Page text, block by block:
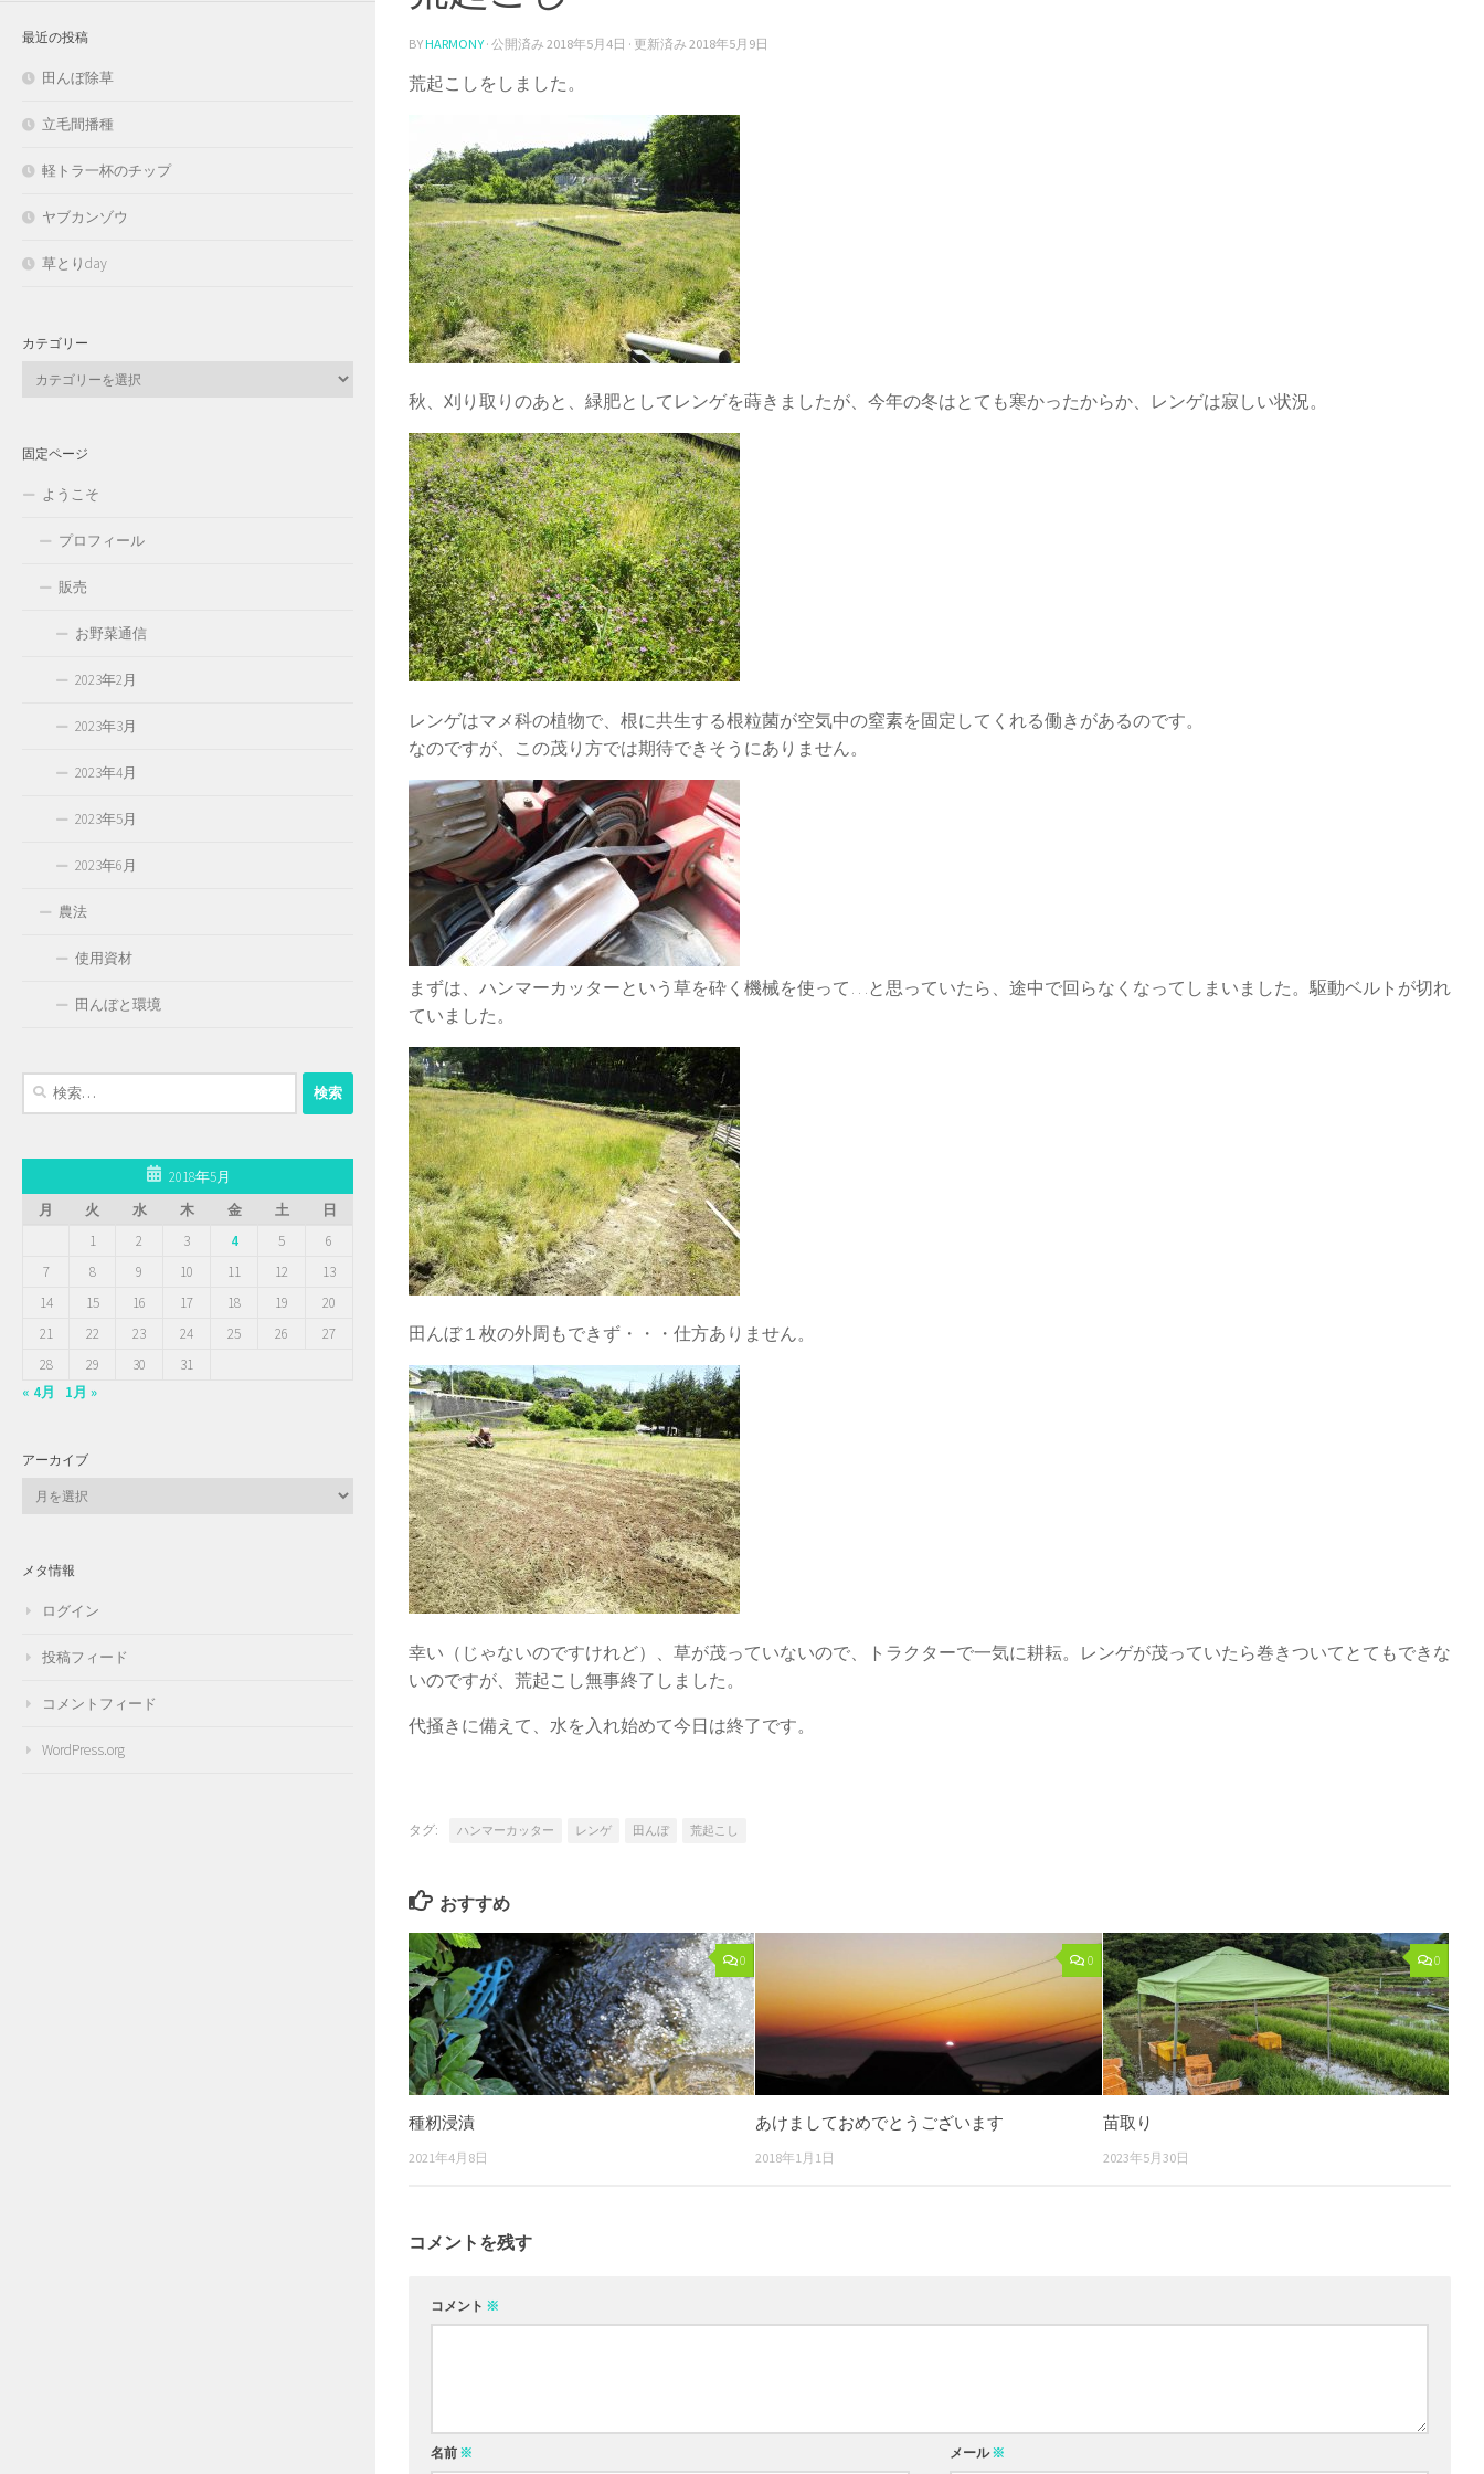
BYHARMONY · 公開済み 2018年5月4日 · 更新済み 2018年5月9日
荒起こしをしました。
秋、刈り取りのあと、緑肥としてレンゲを蒔きましたが、今年の冬はとても寒かったからか、レンゲは寂しい状況。
レンゲはマメ科の植物で、根に共生する根粒菌が空気中の窒素を固定してくれる働きがあるのです。
なのですが、この茂り方では期待できそうにありません。
まずは、ハンマーカッターという草を砕く機械を使って…と思っていたら、途中で回らなくなってしまいました。駆動ベルトが切れ
ていました。
田んぼ１枚の外周もできず・・・仕方ありません。
幸い（じゃないのですけれど）、草が茂っていないので、トラクターで一気に耕耘。レンゲが茂っていたら巻きついてとてもできな
いのですが、荒起こし無事終了しました。
代掻きに備えて、水を入れ始めて今日は終了です。
タグ: ハンマーカッター レンゲ 田んぼ 荒起こし
おすすめ
0
種籾浸漬
2021年4月8日
0
あけましておめでとうございます
2018年1月1日
0
苗取り
2023年5月30日
コメントを残す
コメント ※
名前 ※ メール※
最近の投稿
田んぼ除草
立毛間播種
軽トラ一杯のチップ
ヤブカンゾウ
草とりday
カテゴリー
ー
固定ページ
ようこそ
プロフィール
販売
お野菜通信
2023年2月
2023年3月
2023年4月
2023年5月
2023年6月
農法
使用資材
田んぼと環境
検
2018年5月
月
火 水 木 金 土
日
1
2 3 4 5
6
7
8 9 10 11 12
13
14
15 16 17 18 19
20
21
22 23 24 25 26
27
28
29 30
31
« 4月
1月 »
アーカイブ
ブ
メタ情報
ログイン
投稿フィード
コメントフィード
WordPress.org